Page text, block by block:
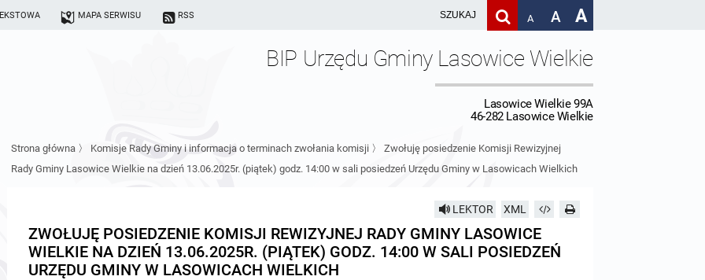
MAPA SERWISU RSS A A A
BIP Urzędu Gminy Lasowice Wielkie
Lasowice Wielkie 99A
46-282 Lasowice Wielkie
Strona główna 〉 Komisje Rady Gminy i informacja o terminach zwołania komisji 〉 Zwołuję posiedzenie Komisji Rewizyjnej
Rady Gminy Lasowice Wielkie na dzień 13.06.2025r. (piątek) godz. 14:00 w sali posiedzeń Urzędu Gminy w Lasowicach Wielkich
LEKTOR XML
ZWOŁUJĘ POSIEDZENIE KOMISJI REWIZYJNEJ RADY GMINY LASOWICE
WIELKIE NA DZIEŃ 13.06.2025R. (PIĄTEK) GODZ. 14:00 W SALI POSIEDZEŃ
URZĘDU GMINY W LASOWICACH WIELKICH